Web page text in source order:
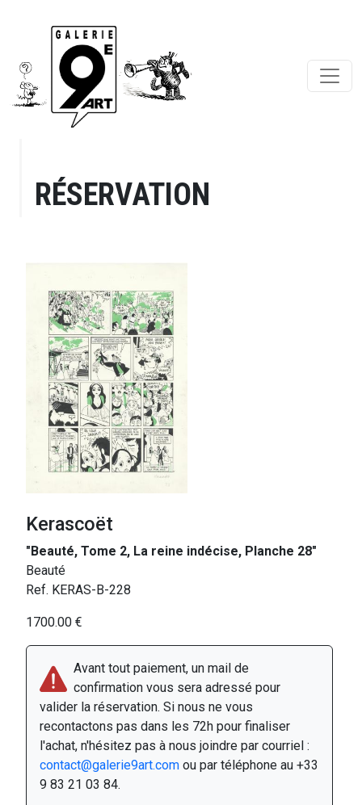
RÉSERVATION
Kerascoët
"Beauté, Tome 2, La reine indécise, Planche 28"
Beauté
Ref. KERAS-B-228
1700.00 €
Avant tout paiement, un mail de
confirmation vous sera adressé pour
valider la réservation. Si nous ne vous
recontactons pas dans les 72h pour finaliser
l'achat, n'hésitez pas à nous joindre par courriel :
contact@galerie9art.com ou par téléphone au +33
9 83 21 03 84.